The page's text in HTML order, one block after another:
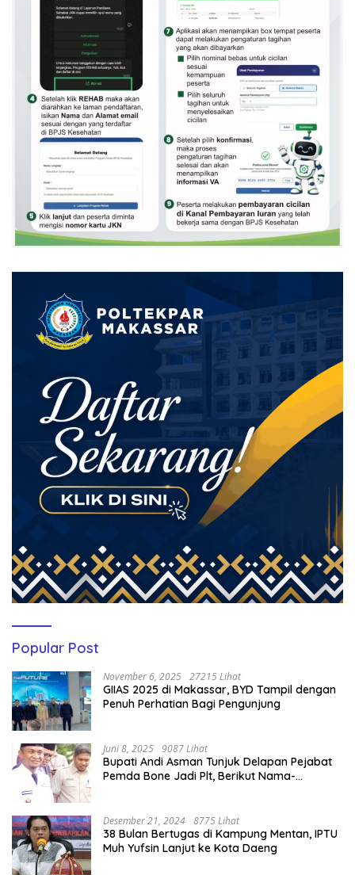
Popular Post
November 6, 2025 27215 Lihat
GIIAS 2025 di Makassar, BYD Tampil dengan
Penuh Perhatian Bagi Pengunjung
Juni 8, 2025 9087 Lihat
Bupati Andi Asman Tunjuk Delapan Pejabat
Pemda Bone Jadi Plt, Berikut Nama-
Desember 21, 2024 8775 Lihat
38 Bulan Bertugas di Kampung Mentan, IPTU
Muh Yufsin Lanjut ke Kota Daeng